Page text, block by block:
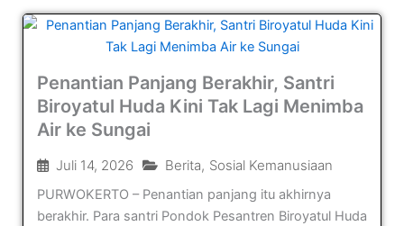
Penantian Panjang Berakhir, Santri
Biroyatul Huda Kini Tak Lagi Menimba
Air ke Sungai
Juli 14, 2026 Berita, Sosial Kemanusiaan
PURWOKERTO – Penantian panjang itu akhirnya
berakhir. Para santri Pondok Pesantren Biroyatul Huda